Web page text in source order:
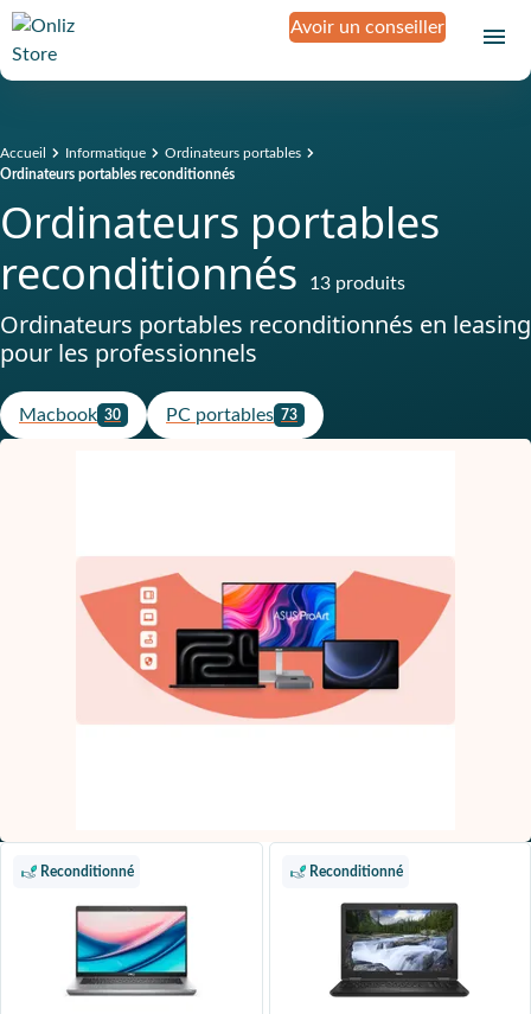
Avoir un conseiller
Accueil Informatique
Ordinateurs portables
Ordinateurs portables reconditionnés
Ordinateurs portables
reconditionnés
13 produits
Ordinateurs portables reconditionnés en leasing
pour les professionnels
Macbook 30 PC portables 73
Reconditionné Reconditionné